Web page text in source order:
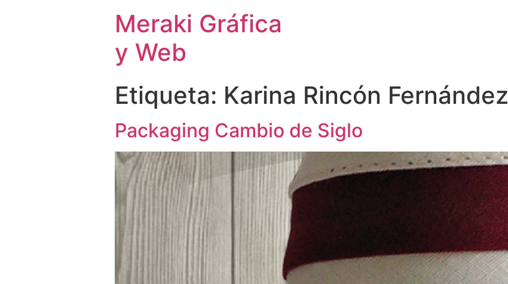
Meraki Gráfica
y Web
Etiqueta: Karina Rincón Fernández
Packaging Cambio de Siglo